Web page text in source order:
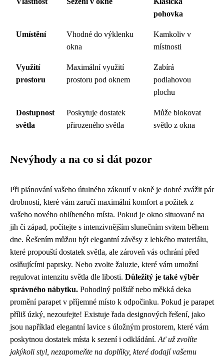
pohovka
Umístění
Vhodné do výklenku
okna
Kamkoliv v
místnosti
Využití
prostoru
Maximální využití
prostoru pod oknem
Zabírá
podlahovou
plochu
Dostupnost
světla
Poskytuje dostatek
přirozeného světla
Může blokovat
světlo z okna
Nevýhody a na co si dát pozor
Při plánování vašeho útulného zákoutí v okně je dobré zvážit pár
drobností, které vám zaručí maximální komfort a požitek z
vašeho nového oblíbeného místa. Pokud je okno situované na
jih či západ, počítejte s intenzivnějším slunečním svitem během
dne. Řešením můžou být elegantní závěsy z lehkého materiálu,
které propouští dostatek světla, ale zároveň vás ochrání před
oslňujícími paprsky. Nebo zvolte žaluzie, které vám umožní
regulovat intenzitu světla dle libosti. Důležitý je také výběr
správného nábytku. Pohodlný polštář nebo měkká deka
promění parapet v příjemné místo k odpočinku. Pokud je parapet
příliš úzký, nezoufejte! Existuje řada designových řešení, jako
jsou například elegantní lavice s úložným prostorem, které vám
poskytnou dostatek místa k sezení i odkládání. Ať už zvolíte
jakýkoli styl, nezapomeňte na doplňky, které dodají vašemu